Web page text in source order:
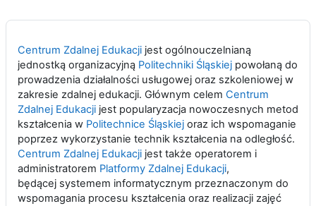
Centrum Zdalnej Edukacji jest ogólnouczelnianą
jednostką organizacyjną Politechniki Śląskiej powołaną do
prowadzenia działalności usługowej oraz szkoleniowej w
zakresie zdalnej edukacji. Głównym celem Centrum
Zdalnej Edukacji jest popularyzacja nowoczesnych metod
kształcenia w Politechnice Śląskiej oraz ich wspomaganie
poprzez wykorzystanie technik kształcenia na odległość.
Centrum Zdalnej Edukacji jest także operatorem i
administratorem Platformy Zdalnej Edukacji,
będącej systemem informatycznym przeznaczonym do
wspomagania procesu kształcenia oraz realizacji zajęć